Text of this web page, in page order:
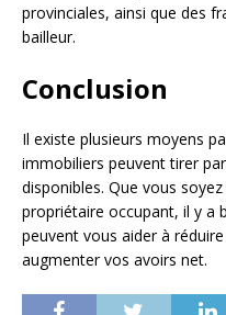
provinciales, ainsi que des
bailleur.
Conclusion
Il existe plusieurs moyens
immobiliers peuvent tirer
disponibles. Que vous
propriétaire occupant, il y a
peuvent vous aider à
augmenter vos avoirs net.